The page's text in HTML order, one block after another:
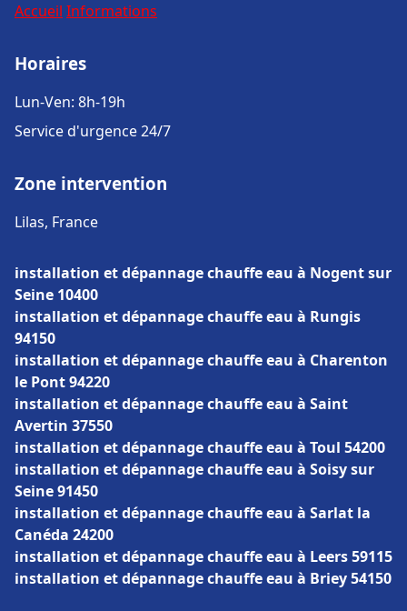
Accueil Informations
Horaires
Lun-Ven: 8h-19h
Service d'urgence 24/7
Zone intervention
Lilas, France
installation et dépannage chauffe eau à Nogent sur
Seine 10400
installation et dépannage chauffe eau à Rungis
94150
installation et dépannage chauffe eau à Charenton
le Pont 94220
installation et dépannage chauffe eau à Saint
Avertin 37550
installation et dépannage chauffe eau à Toul 54200
installation et dépannage chauffe eau à Soisy sur
Seine 91450
installation et dépannage chauffe eau à Sarlat la
Canéda 24200
installation et dépannage chauffe eau à Leers 59115
installation et dépannage chauffe eau à Briey 54150